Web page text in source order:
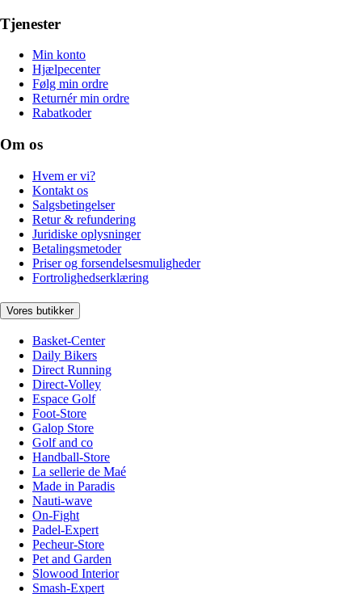
Tjenester
Min konto
Hjælpecenter
Følg min ordre
Returnér min ordre
Rabatkoder
Om os
Hvem er vi?
Kontakt os
Salgsbetingelser
Retur & refundering
Juridiske oplysninger
Betalingsmetoder
Priser og forsendelsesmuligheder
Fortrolighedserklæring
Vores butikker
Basket-Center
Daily Bikers
Direct Running
Direct-Volley
Espace Golf
Foot-Store
Galop Store
Golf and co
Handball-Store
La sellerie de Maé
Made in Paradis
Nauti-wave
On-Fight
Padel-Expert
Pecheur-Store
Pet and Garden
Slowood Interior
Smash-Expert